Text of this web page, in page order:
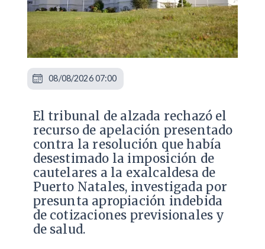
​El tribunal de alzada rechazó el
recurso de apelación presentado
contra la resolución que había
desestimado la imposición de
cautelares a la exalcaldesa de
Puerto Natales, investigada por
presunta apropiación indebida
de cotizaciones previsionales y
de salud.
08/08/2026 07:00